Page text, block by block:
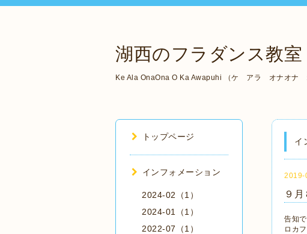
湖西のフラダンス教
Ke Ala OnaOna O Ka Awapuhi （ケ アラ オナオナ
イ
2019-
９
告知で
ロカ
トップページ
インフォメーション
2024-02（1）
2024-01（1）
2022-07（1）